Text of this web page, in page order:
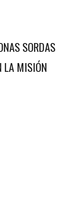
SORDAS
LA MISIÓN